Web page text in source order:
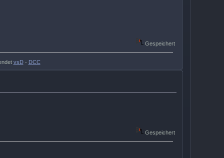
Gespeichert
vsD- DCC
Gespeichert